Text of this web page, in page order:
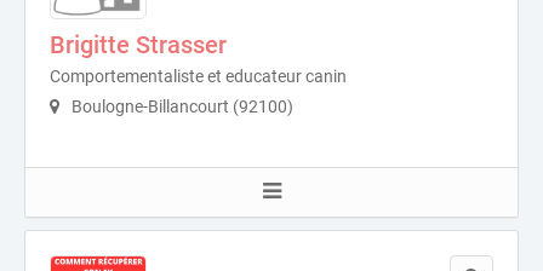
Brigitte Strasser
Comportementaliste et educateur canin
Boulogne-Billancourt (92100)